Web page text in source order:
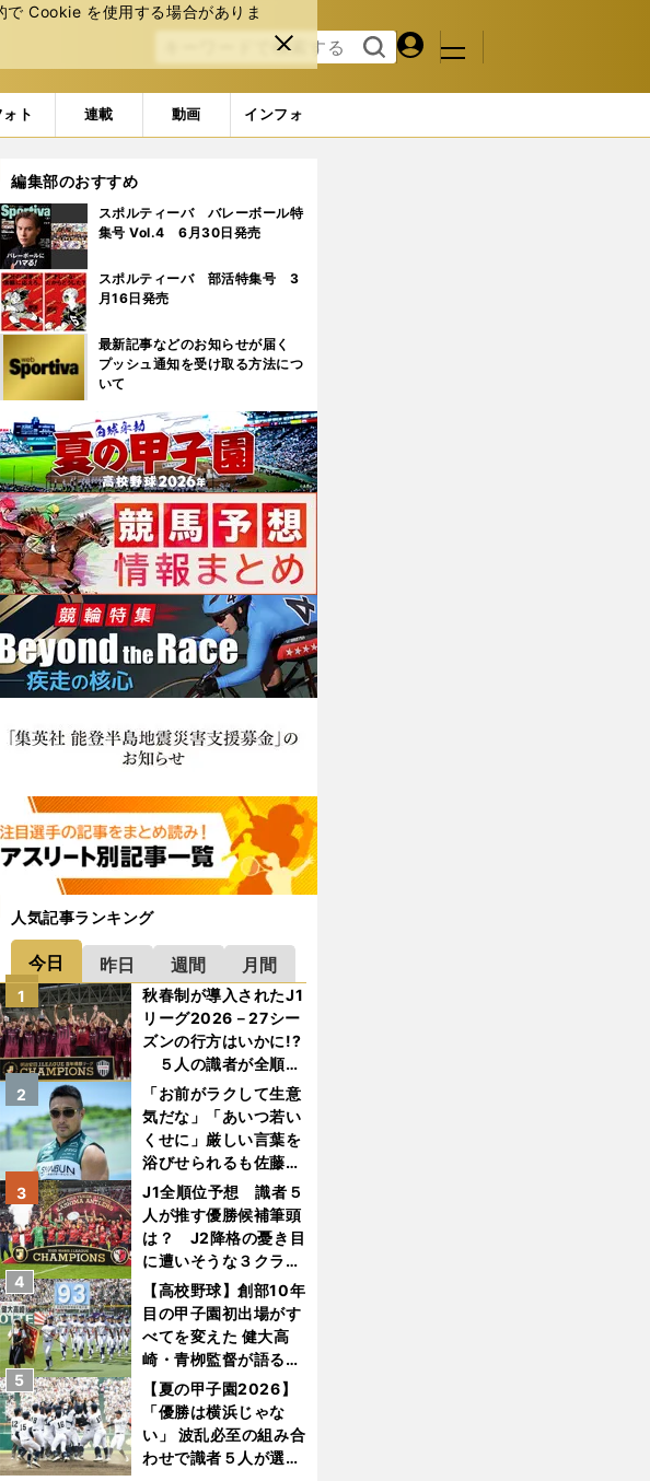
Cookie を使⽤する場合がありま
閉じ
る
検索
る
マイペ
ジ
メニュ
ォト 連載 動画 インフォ
なるかもしれない」パリ五輪に秘めた決意
編集部のおすすめ
スポルティーバ バレーボール特
集号 Vol.4 6月30日発売
スポルティーバ 部活特集号 3
月16日発売
最新記事などのお知らせが届く
プッシュ通知を受け取る方法につ
いて
人気記事ランキング
今日 昨日 週間 月間
秋春制が導入されたJ1
リーグ2026－27シー
ズンの行方はいかに!?
５人の識者が全順位
を大胆予想
1
「お前がラクして生意
気だな」「あいつ若い
くせに」厳しい言葉を
浴びせられるも佐藤慎
太郎が貫いた誇りとフ
ァンへの思い
2
J1全順位予想 識者５
人が推す優勝候補筆頭
は？ J2降格の憂き目
に遭いそうな３クラブ
とは？
3
【高校野球】創部10年
目の甲子園初出場がす
べてを変えた 健大高
崎・青栁監督が語る
「機動破壊」はこうし
て生まれた
4
【夏の甲子園2026】
「優勝は横浜じゃな
い」 波乱必至の組み合
わせで識者５人が選ん
5